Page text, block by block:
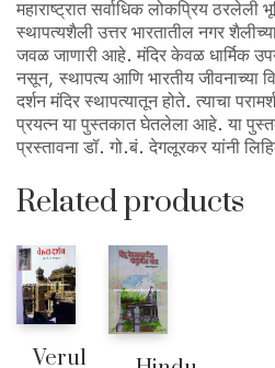
महाराष्ट्रात सर्वाधिक लोकप्रिय ठरलेली
स्थापत्यशैली उत्तर भारतातील नगर
जवळ जाणारी आहे. मंदिर केवळ धार्मिक
नसून, स्थापत्य आणि भारतीय जीवनाच्या
दर्शन मंदिर स्थापत्यातून होते. त्याचा
प्रयत्न या पुस्तकात घेतलेला आहे. या
प्रस्तावना डॉ. गो.बं. देगलूरकर यांनी
Related products
Verul